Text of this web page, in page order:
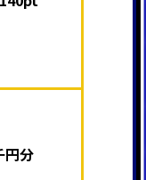
円分